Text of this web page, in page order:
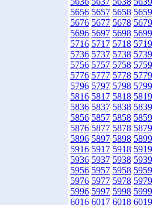
5656 5657 5658 5659
5676 5677 5678 5679
5696 5697 5698 5699
5716 5717 5718 5719
5736 5737 5738 5739
5756 5757 5758 5759
5776 5777 5778 5779
5796 5797 5798 5799
5816 5817 5818 5819
5836 5837 5838 5839
5856 5857 5858 5859
5876 5877 5878 5879
5896 5897 5898 5899
5916 5917 5918 5919
5936 5937 5938 5939
5956 5957 5958 5959
5976 5977 5978 5979
5996 5997 5998 5999
6016 6017 6018 6019